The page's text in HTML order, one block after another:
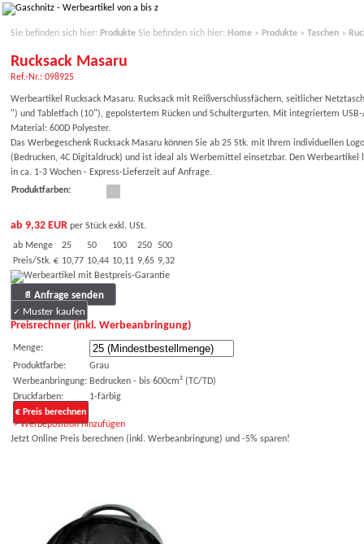
Sie befinden sich hier: Produkte Sie befinden sich hier: Home » Produkte » Taschen »
Rucksack Masaru
Ref.-Nr.: 098925
Werbeartikel Rucksack Masaru. Rucksack mit Reißverschlussfächern, seitlicher
") und Tabletfach (10"), gepolstertem Rücken und Schultergurten. Mit integriertem USB-
Material: 600D Polyester.
Das Werbegeschenk Rucksack Masaru können Sie ab 25 Stk. mit Ihrem individuellen
(Bedrucken, 4C Digitaldruck) und ist ideal als Werbemittel einsetzbar. Den
in ca. 1-3 Wochen - Express-Lieferzeit auf Anfrage.
Produktfarben:
ab 9,32 EUR per Stück exkl. USt.
ab Menge
25 50 100 250 500
Preis/Stk. € 10,77 10,44 10,11 9,65 9,32
Anfrage senden
Muster kaufen
Preisrechner (inkl. Werbeanbringung)
Menge:
Produktfarbe:
Grau
Werbeanbringung: Bedrucken - bis 600cm² (TC/TD)
Druckfarben:
1-färbig
€ Preis berechnen
> Werbeposition hinzufügen
Jetzt Online Preis berechnen (inkl. Werbeanbringung) und -5% sparen!